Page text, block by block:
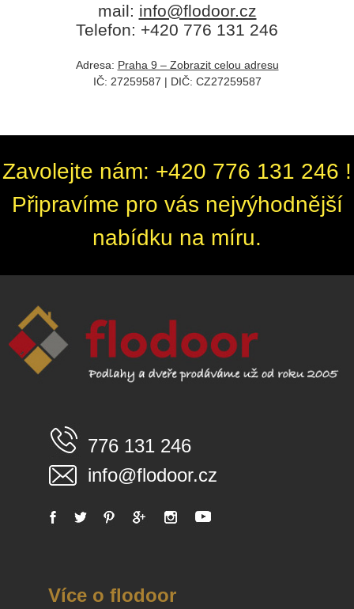
mail: info@flodoor.cz
Telefon: +420 776 131 246
Adresa: Praha 9 – Zobrazit celou adresu
IČ: 27259587 | DIČ: CZ27259587
Zavolejte nám: +420 776 131 246 !
Připravíme pro vás nejvýhodnější
nabídku na míru.
776 131 246
info@flodoor.cz
Více o flodoor